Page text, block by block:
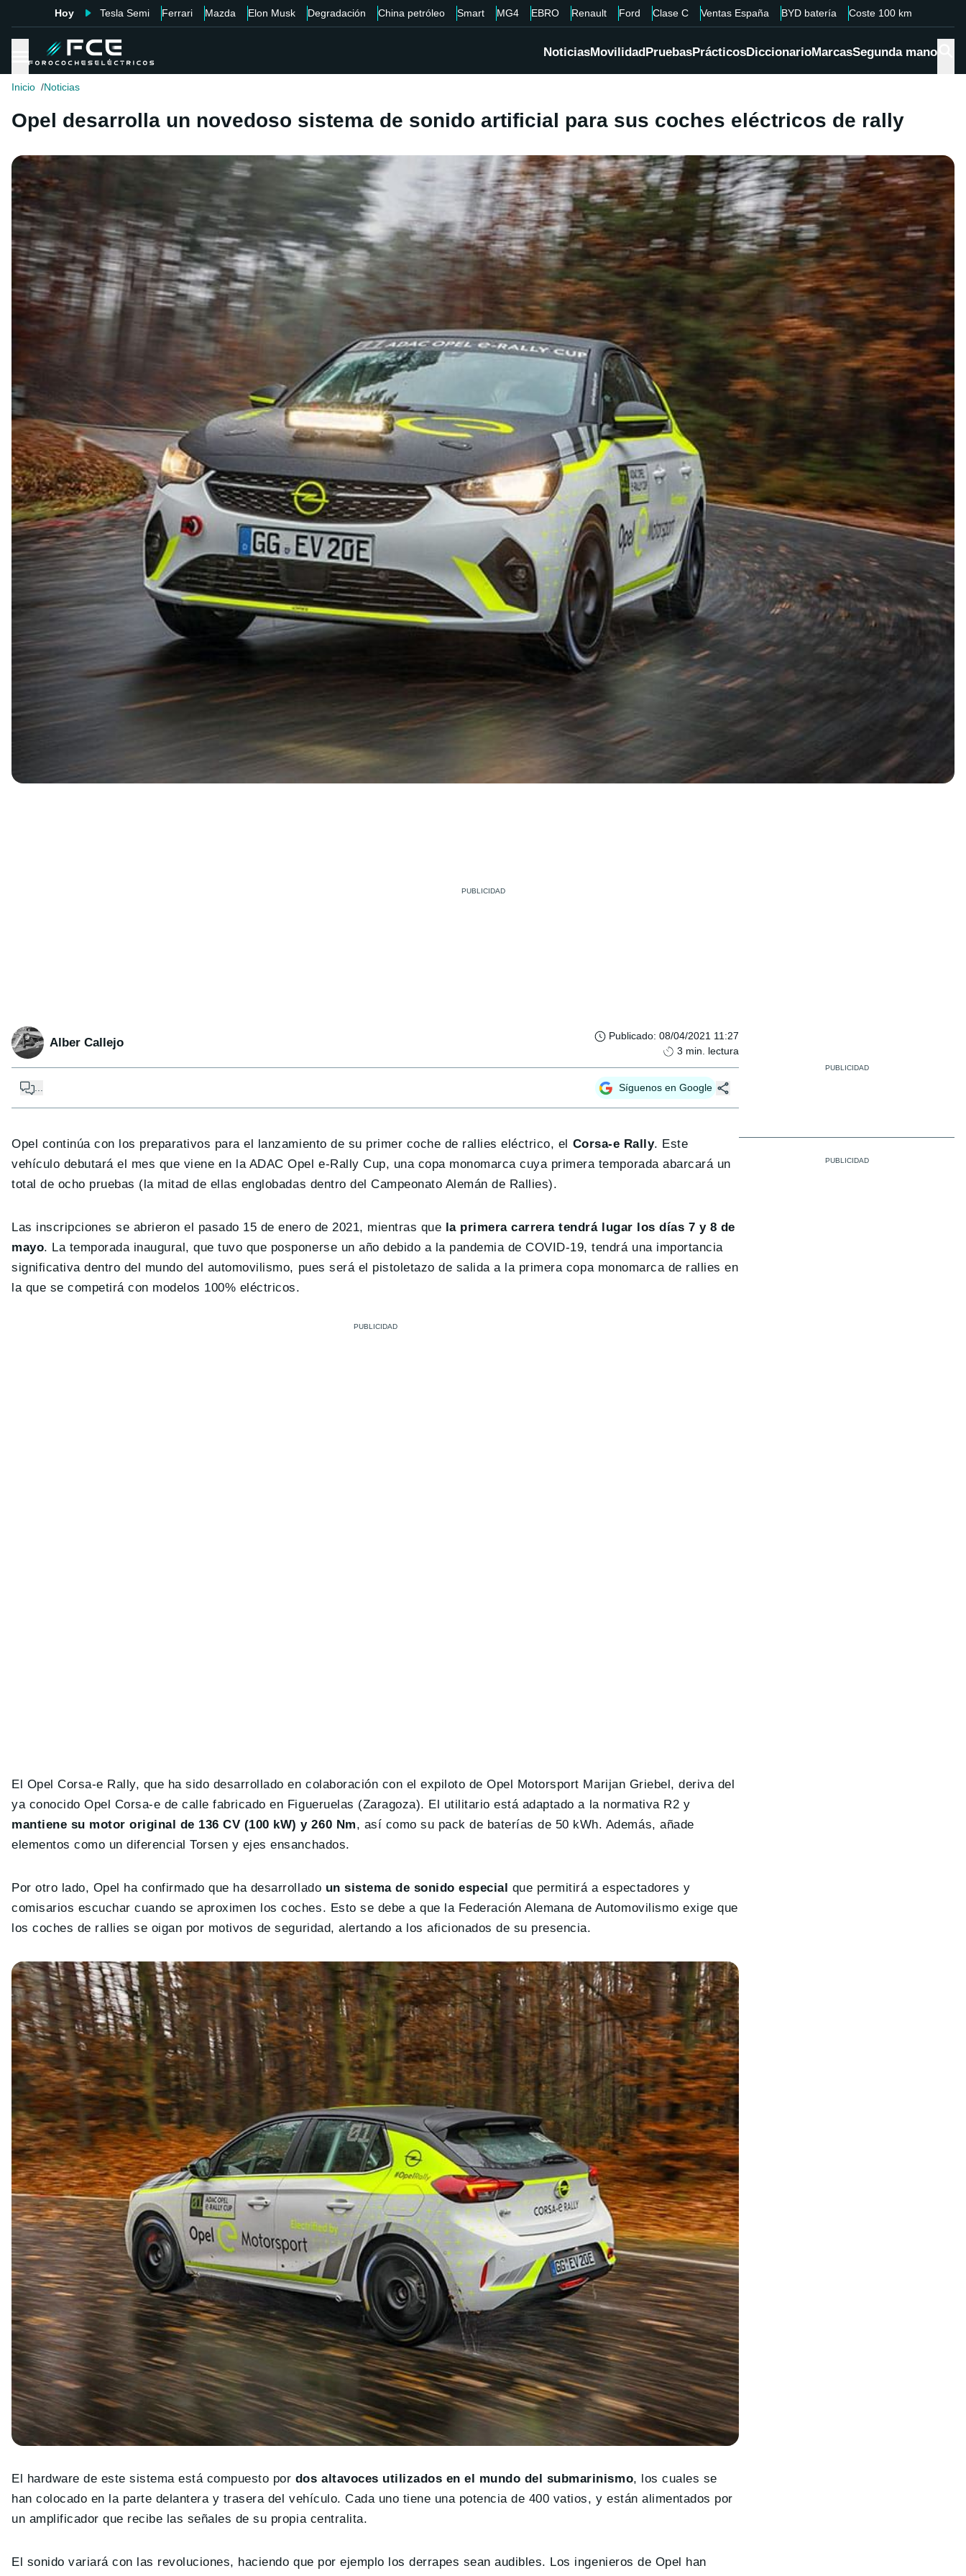
Hoy Tesla Semi Ferrari Mazda Elon Musk Degradación China petróleo Smart MG4 EBRO Renault Ford Clase C Ventas España BYD batería Coste 100 km
NoticiasMovilidadPruebasPrácticosDiccionarioMarcasSegunda mano
Inicio Noticias
Opel desarrolla un novedoso sistema de sonido artificial para sus coches eléctricos de rally
Alber Callejo Publicado: 08/04/2021 11:27
3 min. lectura
... Síguenos en Google
Opel continúa con los preparativos para el lanzamiento de su primer coche de rallies eléctrico, el Corsa-e Rally. Este
vehículo debutará el mes que viene en la ADAC Opel e-Rally Cup, una copa monomarca cuya primera temporada abarcará un
total de ocho pruebas (la mitad de ellas englobadas dentro del Campeonato Alemán de Rallies).
Las inscripciones se abrieron el pasado 15 de enero de 2021, mientras que la primera carrera tendrá lugar los días 7 y 8 de
mayo. La temporada inaugural, que tuvo que posponerse un año debido a la pandemia de COVID-19, tendrá una importancia
significativa dentro del mundo del automovilismo, pues será el pistoletazo de salida a la primera copa monomarca de rallies en
la que se competirá con modelos 100% eléctricos.
El Opel Corsa-e Rally, que ha sido desarrollado en colaboración con el expiloto de Opel Motorsport Marijan Griebel, deriva del
ya conocido Opel Corsa-e de calle fabricado en Figueruelas (Zaragoza). El utilitario está adaptado a la normativa R2 y
mantiene su motor original de 136 CV (100 kW) y 260 Nm, así como su pack de baterías de 50 kWh. Además, añade
elementos como un diferencial Torsen y ejes ensanchados.
Por otro lado, Opel ha confirmado que ha desarrollado un sistema de sonido especial que permitirá a espectadores y
comisarios escuchar cuando se aproximen los coches. Esto se debe a que la Federación Alemana de Automovilismo exige que
los coches de rallies se oigan por motivos de seguridad, alertando a los aficionados de su presencia.
El hardware de este sistema está compuesto por dos altavoces utilizados en el mundo del submarinismo, los cuales se
han colocado en la parte delantera y trasera del vehículo. Cada uno tiene una potencia de 400 vatios, y están alimentados por
un amplificador que recibe las señales de su propia centralita.
El sonido variará con las revoluciones, haciendo que por ejemplo los derrapes sean audibles. Los ingenieros de Opel han